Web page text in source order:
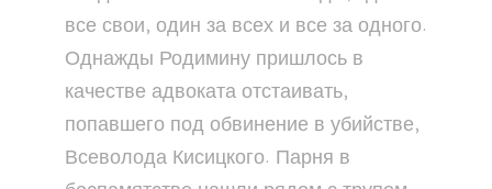
все свои, один за всех и все за одного.
Однажды Родимину пришлось в
качестве адвоката отстаивать,
попавшего под обвинение в убийстве,
Всеволода Кисицкого. Парня в